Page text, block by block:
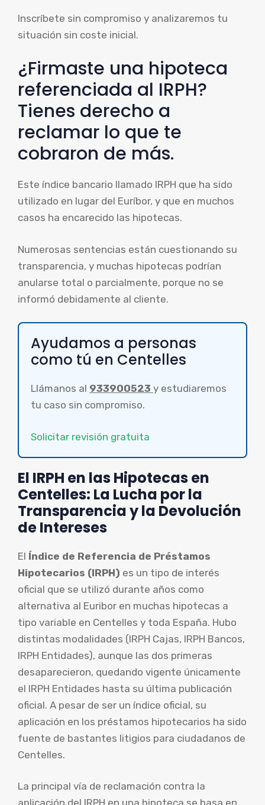
Inscríbete sin compromiso y analizaremos tu
situación sin coste inicial.
¿Firmaste una hipoteca
referenciada al IRPH?
Tienes derecho a
reclamar lo que te
cobraron de más.
Este índice bancario llamado IRPH que ha sido
utilizado en lugar del Euríbor, y que en muchos
casos ha encarecido las hipotecas.
Numerosas sentencias están cuestionando su
transparencia, y muchas hipotecas podrían
anularse total o parcialmente, porque no se
informó debidamente al cliente.
Ayudamos a personas
como tú en Centelles
Llámanos al 933900523 y estudiaremos
tu caso sin compromiso.
Solicitar revisión gratuita
El IRPH en las Hipotecas en
Centelles: La Lucha por la
Transparencia y la Devolución
de Intereses
El Índice de Referencia de Préstamos
Hipotecarios (IRPH) es un tipo de interés
oficial que se utilizó durante años como
alternativa al Euribor en muchas hipotecas a
tipo variable en Centelles y toda España. Hubo
distintas modalidades (IRPH Cajas, IRPH Bancos,
IRPH Entidades), aunque las dos primeras
desaparecieron, quedando vigente únicamente
el IRPH Entidades hasta su última publicación
oficial. A pesar de ser un índice oficial, su
aplicación en los préstamos hipotecarios ha sido
fuente de bastantes litigios para ciudadanos de
Centelles.
La principal vía de reclamación contra la
aplicación del IRPH en una hipoteca se basa en